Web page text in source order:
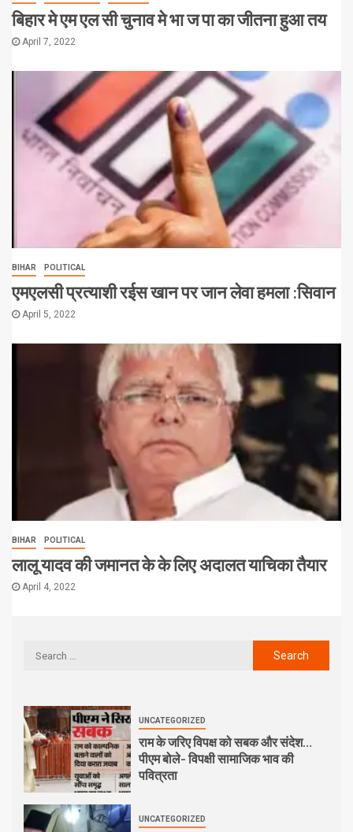
बिहार मे एम एल सी चुनाव मे भा ज पा का जीतना हुआ तय
April 7, 2022
BIHAR POLITICAL
एमएलसी प्रत्याशी रईस खान पर जान लेवा हमला :सिवान
April 5, 2022
BIHAR POLITICAL
लालू यादव की जमानत के के लिए अदालत याचिका तैयार
April 4, 2022
UNCATEGORIZED
राम के जरिए विपक्ष को सबक और संदेश…
पीएम बोले- विपक्षी सामाजिक भाव की
पवित्रता
UNCATEGORIZED